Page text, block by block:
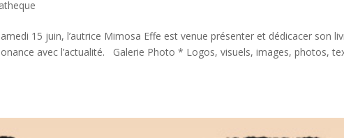
15 juin, l’autrice Mimosa Effe est venue présenter et dédicacer son
avec l’actualité. Galerie Photo * Logos, visuels, images, photos,